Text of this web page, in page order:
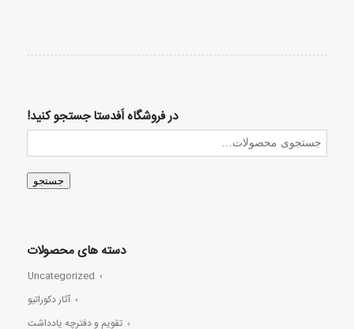
در فروشگاه اَفدستا جستجو کنید!
جستجو
دسته های محصولات
Uncategorized
آثار دکوراتیو
تقویم و دفترچه یادداشت